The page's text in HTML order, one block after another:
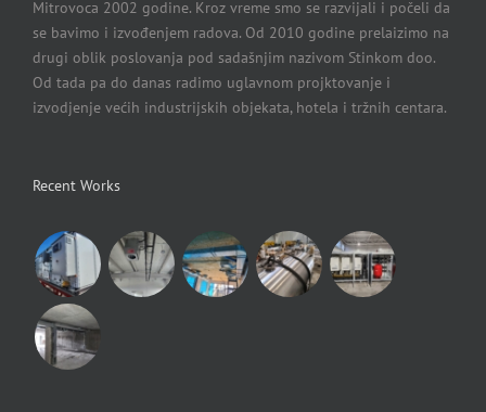
Mitrovoca 2002 godine. Kroz vreme smo se razvijali i počeli da
se bavimo i izvođenjem radova. Od 2010 godine prelaizimo na
drugi oblik poslovanja pod sadašnjim nazivom Stinkom doo.
Od tada pa do danas radimo uglavnom projktovanje i
izvodjenje većih industrijskih objekata, hotela i tržnih centara.
Recent Works